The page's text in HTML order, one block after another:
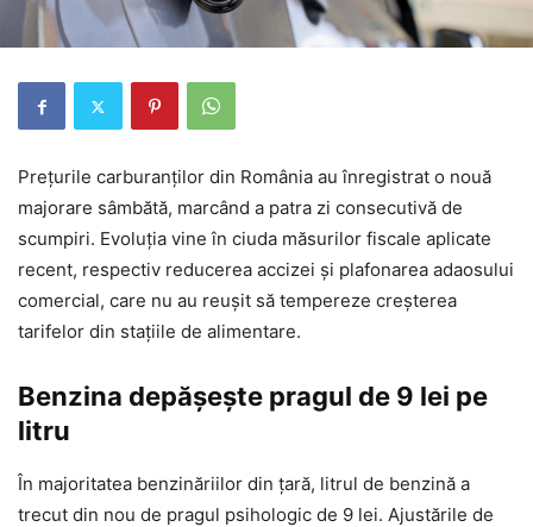
Prețurile carburanților din România au înregistrat o nouă
majorare sâmbătă, marcând a patra zi consecutivă de
scumpiri. Evoluția vine în ciuda măsurilor fiscale aplicate
recent, respectiv reducerea accizei și plafonarea adaosului
comercial, care nu au reușit să tempereze creșterea
tarifelor din stațiile de alimentare.
Benzina depășește pragul de 9 lei pe
litru
În majoritatea benzinăriilor din țară, litrul de benzină a
trecut din nou de pragul psihologic de 9 lei. Ajustările de